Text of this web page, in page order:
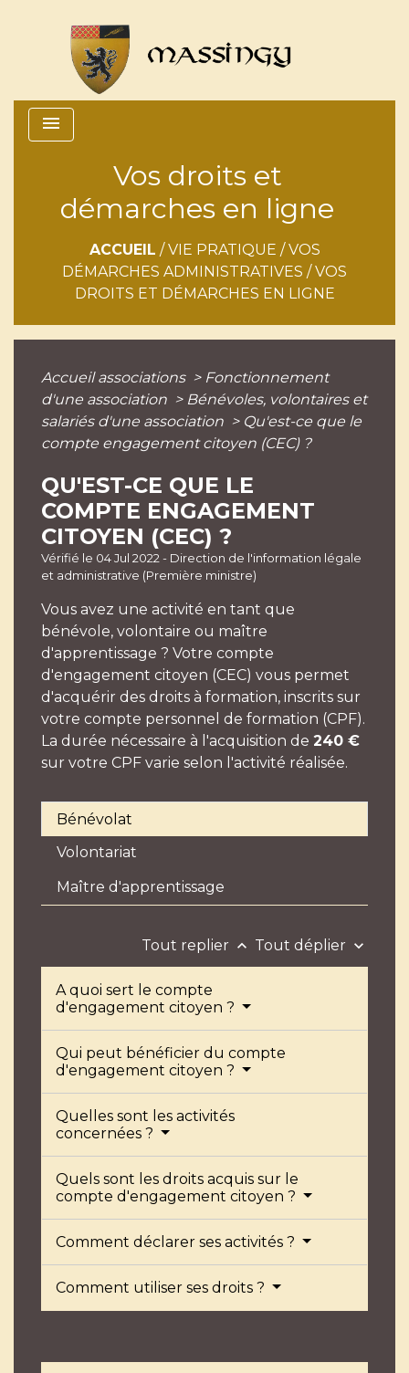
menu
Vos droits et
démarches en ligne
ACCUEIL /VIE PRATIQUE /VOS
DÉMARCHES ADMINISTRATIVES /VOS
DROITS ET DÉMARCHES EN LIGNE
Accueil associations > Fonctionnement
d'une association > Bénévoles, volontaires et
salariés d'une association > Qu'est-ce que le
compte engagement citoyen (CEC) ?
QU'EST-CE QUE LE
COMPTE ENGAGEMENT
CITOYEN (CEC) ?
Vérifié le 04 Jul 2022 - Direction de l'information légale
et administrative (Première ministre)
Vous avez une activité en tant que
bénévole, volontaire ou maître
d'apprentissage ? Votre compte
d'engagement citoyen (CEC) vous permet
d'acquérir des droits à formation, inscrits sur
votre compte personnel de formation (CPF).
La durée nécessaire à l'acquisition de 240 €
sur votre CPF varie selon l'activité réalisée.
Bénévolat
Volontariat
Maître d'apprentissage
Tout replier keyboard_arrow_up Tout déplier keyboard_arrow_down
A quoi sert le compte
d'engagement citoyen ?
Qui peut bénéficier du compte
d'engagement citoyen ?
Quelles sont les activités
concernées ?
Quels sont les droits acquis sur le
compte d'engagement citoyen ?
Comment déclarer ses activités ?
Comment utiliser ses droits ?